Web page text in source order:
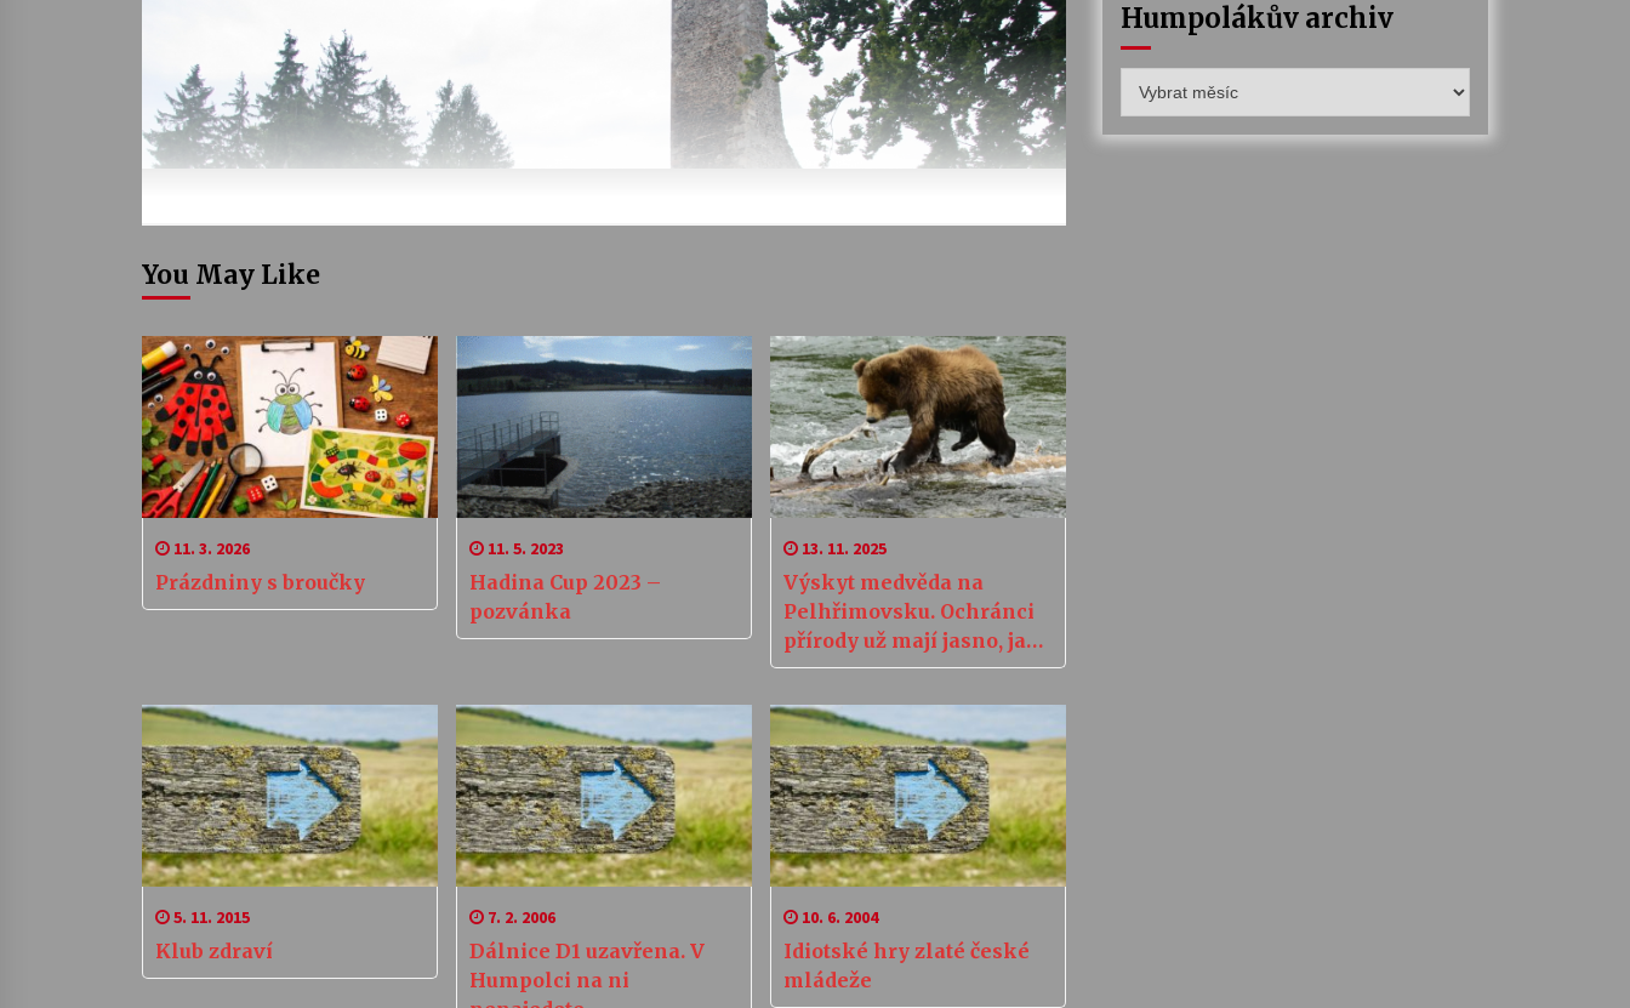
You May Like
11. 3. 2026
Prázdniny s broučky
11. 5. 2023
Hadina Cup 2023 –
pozvánka
13. 11. 2025
Výskyt medvěda na
Pelhřimovsku. Ochránci
přírody už mají jasno, jak
to je
5. 11. 2015
Klub zdraví
7. 2. 2006
Dálnice D1 uzavřena. V
Humpolci na ni
10. 6. 2004
Idiotské hry zlaté české
mládeže
Humpolákův archiv
archiv